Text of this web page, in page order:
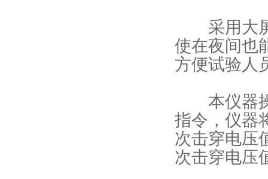
采用大屏
使在夜间也
方便试验人
本仪器操
指令，仪器
次击穿电压
次击穿电压